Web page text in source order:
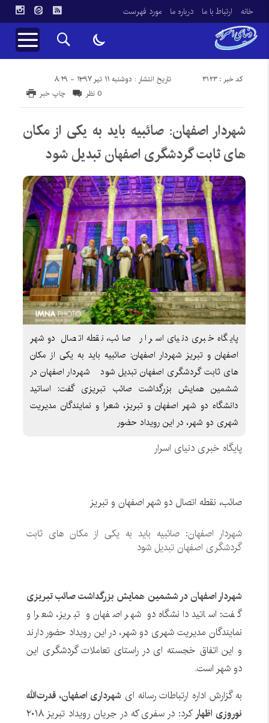
خانه ارتباط با ما درباره ما مورد فهرست
تاریخ انتشار : دوشنبه ۱۱ تیر ۱۳۹۷ - ۸:۲۹ کد خبر : 3123
چاپ خبر 0 نظر
شهردار اصفهان: صائبیه باید به یکی از مکان
های ثابت گردشگری اصفهان تبدیل شود
پایگاه خبری دنیای اسرار صائب، نقطه اتصال دو شهر
اصفهان و تبریز شهردار اصفهان: صائبیه باید به یکی از مکان
های ثابت گردشگری اصفهان تبدیل شود شهردار اصفهان در
ششمین همایش بزرگداشت صائب تبریزی گفت: اساتید
دانشگاه دو شهر اصفهان و تبریز، شعرا و نمایندگان مدیریت
شهری دو شهر، در این رویداد حضور
پایگاه خبری دنیای اسرار
صائب، نقطه اتصال دو شهر اصفهان و تبریز
شهردار اصفهان: صائبیه باید به یکی از مکان های ثابت
گردشگری اصفهان تبدیل شود
شهردار اصفهان در ششمین همایش بزرگداشت صائب تبریزی
گفت: اساتید دانشگاه دو شهر اصفهان و تبریز، شعرا و
نمایندگان مدیریت شهری دو شهر، در این رویداد حضور دارند
و این اتفاق خجسته ای در راستای تعاملات گردشگری این
دو شهر است.
به گزارش اداره ارتباطات رسانه ای شهرداری اصفهان، قدرت‌الله
نوروزی اظهار
کرد: در سفری که در جریان رویداد تبریز ۲۰۱۸